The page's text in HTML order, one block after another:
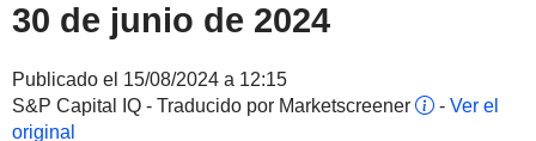
30 de junio de 2024
Publicado el 15/08/2024 a 12:15
S&P Capital IQ - Traducido por Marketscreener
- Ver el
original